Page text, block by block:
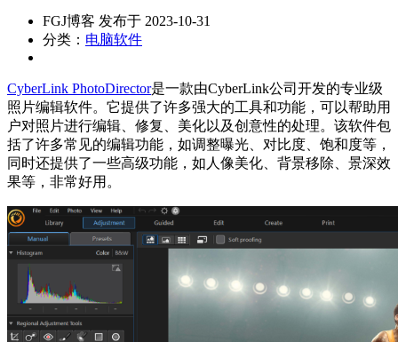
FGJ博客 发布于 2023-10-31
分类： 电脑软件
CyberLink PhotoDirector是一款由CyberLink公司开发的专业级
照片编辑软件。它提供了许多强大的工具和功能，可以帮助用
户对照片进行编辑、修复、美化以及创意性的处理。该软件包
括了许多常见的编辑功能，如调整曝光、对比度、饱和度等，
同时还提供了一些高级功能，如人像美化、背景移除、景深效
果等，非常好用。